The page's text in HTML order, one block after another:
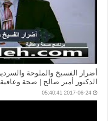
أضرار الفسيخ والملوحة
الدكتور أمير صالح | صحة وعافية
2017-06-24 05:40:41